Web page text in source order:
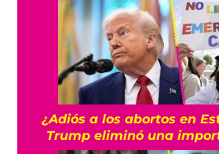
¿Adiós a los abortos en
Trump eliminó una